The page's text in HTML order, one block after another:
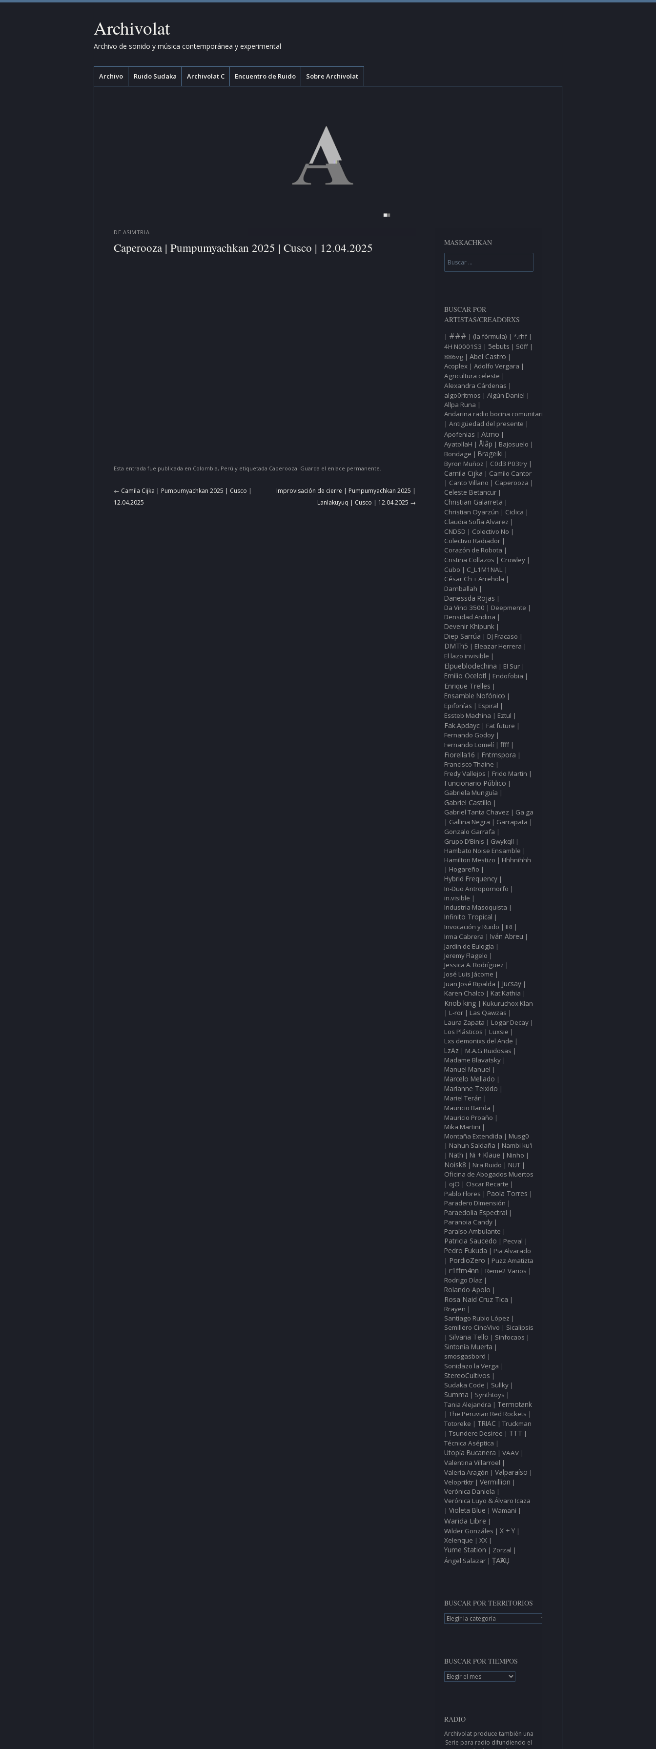
Archivolat
Archivo de sonido y música contemporánea y experimental
Menú
Saltar
alArchivo Ruido Sudaka Archivolat C Encuentro de Ruido Sobre Archivolat
DE ASIMTRIA
Caperooza | Pumpumyachkan 2025 | Cusco | 12.04.2025
Esta entrada fue publicada en Colombia, Perú y etiquetada Caperooza. Guarda el enlace permanente.
Navegador
de
← Camila Cijka | Pumpumyachkan 2025 | Cusco |
12.04.2025
Improvisación de cierre | Pumpumyachkan 2025 |
Lanlakuyuq | Cusco | 12.04.2025 →
MASKACHKAN
BUSCAR POR
ARTISTAS/CREADORXS
| ### | (la fórmula) | *.rhf|
4H N0001S3 | 5ebuts | 50ff|
886vg| Abel Castro |
Acoplex| Adolfo Vergara |
Agricultura celeste |
Alexandra Cárdenas |
algo0ritmos | Algún Daniel |
Allpa Runa |
Andarina radio bocina comunitaria
| Antigüedad del presente |
Apofenias | Atmo |
AyatollaH | Ålåp | Bajosuelo |
Bondage | Brageiki |
Byron Muñoz | C0d3 P03try|
Camila Cijka | Camilo Cantor
| Canto Villano | Caperooza |
Celeste Betancur|
Christian Galarreta |
Christian Oyarzún | Ciclica |
Claudia Sofia Alvarez |
CNDSD | Colectivo No |
Colectivo Radiador|
Corazón de Robota |
Cristina Collazos | Crowley|
Cubo | C_L1M1NAL|
César Ch + Arrehola |
Damballah |
Danessda Rojas |
Da Vinci 3500 | Deepmente |
Densidad Andina |
Devenir Khipunk|
Diep Sarrúa | DJ Fracaso |
DMTh5 | Eleazar Herrera |
El lazo invisible |
Elpueblodechina | El Sur|
Emilio Ocelotl | Endofobia |
Enrique Trelles |
Ensamble Nofónico |
Epifonías | Espiral |
Essteb Machina | Eztul |
Fak.Apdayc| Fat future |
Fernando Godoy|
Fernando Lomelí| ffff|
Fiorella16 | Fntmspora |
Francisco Thaine |
Fredy Vallejos | Frido Martin |
Funcionario Público |
Gabriela Munguía |
Gabriel Castillo |
Gabriel Tanta Chavez | Ga ga
| Gallina Negra | Garrapata |
Gonzalo Garrafa |
Grupo D’Binis | Gwykqll |
Hambato Noise Ensamble |
Hamilton Mestizo | Hhhnihhh
| Hogareño |
Hybrid Frequency|
In‑Duo Antropomorfo |
in.visible |
Industria Masoquista |
Infinito Tropical |
Invocación y Ruido | IRI |
Irma Cabrera | Iván Abreu |
Jardin de Eulogia |
Jeremy Flagelo |
Jessica A. Rodríguez |
José Luis Jácome |
Juan José Ripalda | Jucsay|
Karen Chalco | Kat Kathia |
Knob king | Kukuruchox Klan
| L‑ror| Las Qawzas |
Laura Zapata | Logar Decay|
Los Plásticos | Luxsie |
Lxs demonixs del Ande |
LzAz | M.A.G Ruidosas |
Madame Blavatsky|
Manuel Manuel |
Marcelo Mellado |
Marianne Teixido |
Mariel Terán |
Mauricio Banda |
Mauricio Proaño |
Mika Martini |
Montaña Extendida | Musg0
| Nahun Saldaña | Nambi ku'i
| Nath | Ni + Klaue | Ninho |
Noisk8 | Nra Ruido | NUT|
Oficina de Abogados Muertos
| ojO | Oscar Recarte |
Pablo Flores | Paola Torres |
Paradero DImensión |
Paraedolia Espectral |
Paranoia Candy|
Paraíso Ambulante |
Patricia Saucedo | Pecval |
Pedro Fukuda | Pia Alvarado
| PordioZero | Puzz Amatizta
| r1ffm4nn | Reme2 Varios |
Rodrigo Díaz |
Rolando Apolo |
Rosa Naid Cruz Tica |
Rrayen |
Santiago Rubio López |
Semillero CineVivo | Sicalipsis
| Silvana Tello | Sinfocaos |
Sintonía Muerta |
smosgasbord |
Sonidazo la Verga |
StereoCultivos |
Sudaka Code | Sullky|
Summa | Synthtoys |
Tania Alejandra | Termotank
| The Peruvian Red Rockets |
Totoreke | TRIAC | Truckman
| Tsundere Desiree | TTT |
Técnica Aséptica |
Utopía Bucanera | VAAV|
Valentina Villarroel |
Valeria Aragón | Valparaíso |
Veloprtktr| Vermillion |
Verónica Daniela |
Verónica Luyo & Álvaro Icaza
| Violeta Blue | Wamani |
Warida Libre |
Wilder Gonzáles | X + Y|
Xelenque | XX|
Yume Station | Zorzal |
Ángel Salazar| ȚAҠAЏ
BUSCAR POR TERRITORIOS
BUSCAR
POR
BUSCAR POR TIEMPOS
BUSCAR
POR
RADIO
Archivolat produce también una
Serie para radio difundiendo el